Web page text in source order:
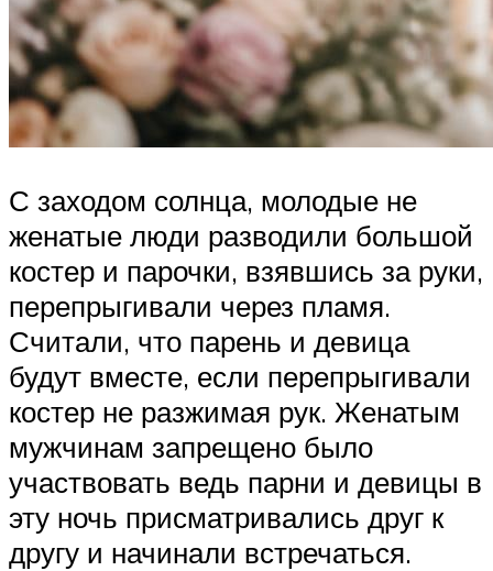
С заходом солнца, молодые не
женатые люди разводили большой
костер и парочки, взявшись за руки,
перепрыгивали через пламя.
Считали, что парень и девица
будут вместе, если перепрыгивали
костер не разжимая рук. Женатым
мужчинам запрещено было
участвовать ведь парни и девицы в
эту ночь присматривались друг к
другу и начинали встречаться.